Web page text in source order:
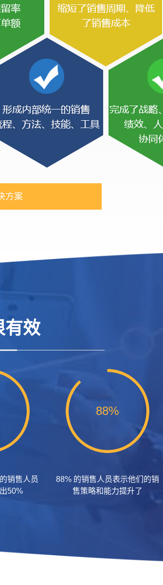
方案
有效
销售人员
50%
88%
88% 的销售人员表示他们的销
售策略和能力提升了